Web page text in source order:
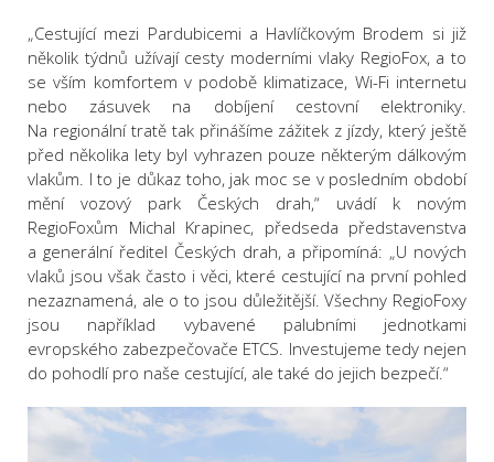
„Cestující mezi Pardubicemi a Havlíčkovým Brodem si již
několik týdnů užívají cesty moderními vlaky RegioFox, a to
se vším komfortem v podobě klimatizace, Wi-Fi internetu
nebo zásuvek na dobíjení cestovní elektroniky.
Na regionální tratě tak přinášíme zážitek z jízdy, který ještě
před několika lety byl vyhrazen pouze některým dálkovým
vlakům. I to je důkaz toho, jak moc se v posledním období
mění vozový park Českých drah,“ uvádí k novým
RegioFoxům Michal Krapinec, předseda představenstva
a generální ředitel Českých drah, a připomíná: „U nových
vlaků jsou však často i věci, které cestující na první pohled
nezaznamená, ale o to jsou důležitější. Všechny RegioFoxy
jsou například vybavené palubními jednotkami
evropského zabezpečovače ETCS. Investujeme tedy nejen
do pohodlí pro naše cestující, ale také do jejich bezpečí.“